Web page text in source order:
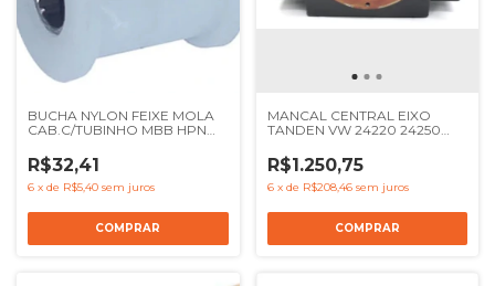
BUCHA NYLON FEIXE MOLA
CAB.C/TUBINHO MBB HPN
3843177051
R$32,41
6 x de R$5,40 sem juros
MANCAL CENTRAL EIXO
TANDEN VW 24220 24250
31310 26310 - REF 2RR512385
R$1.250,75
6 x de R$208,46 sem juros